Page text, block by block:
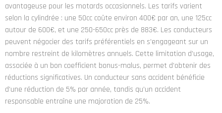
avantageuse pour les motards occasionnels. Les tarifs varient
selon la cylindrée : une 50cc coûte environ 400€ par an, une 125cc
autour de 600€, et une 250-650cc près de 883€. Les conducteurs
peuvent négocier des tarifs préférentiels en s’engageant sur un
nombre restreint de kilomètres annuels. Cette limitation d’usage,
associée à un bon coefficient bonus-malus, permet d’obtenir des
réductions significatives. Un conducteur sans accident bénéficie
d’une réduction de 5% par année, tandis qu’un accident
responsable entraîne une majoration de 25%.